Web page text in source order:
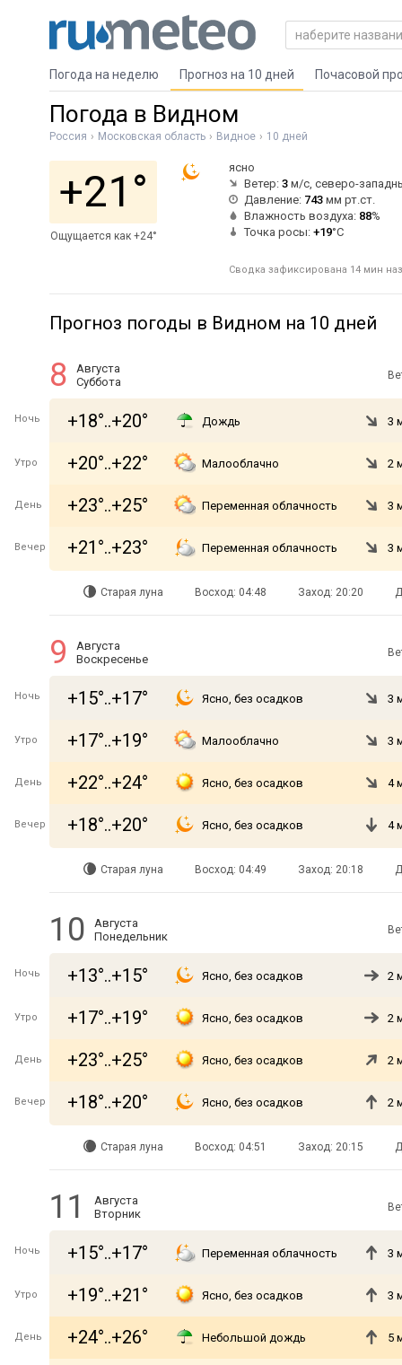
Погода на неделю Прогноз на 10 дней Почасовой
Погода в Видном
Россия Московская область Видное 10 дней
+21°
Ощущается как +24°
ясно
Ветер: 3 м/с, северо-
Давление: 743 мм рт.ст.
Влажность воздуха: 88%
Точка росы: +19°C
Сводка зафиксирована 14 мин
Прогноз погоды в Видном на 10 дней
8
Августа
Суббота
Ночь +18°..+20° Дождь 3
Утро +20°..+22° Малооблачно 2
День +23°..+25° Переменная облачность 3
Вечер +21°..+23° Переменная облачность 3
Старая луна Восход: 04:48 Заход: 20:20
9
Августа
Воскресенье
Ночь +15°..+17° Ясно, без осадков 3
Утро +17°..+19° Малооблачно 3
День +22°..+24° Ясно, без осадков 4
Вечер +18°..+20° Ясно, без осадков 4
Старая луна Восход: 04:49 Заход: 20:18
10
Августа
Понедельник
Ночь +13°..+15° Ясно, без осадков 2
Утро +17°..+19° Ясно, без осадков 2
День +23°..+25° Ясно, без осадков 2
Вечер +18°..+20° Ясно, без осадков 2
Старая луна Восход: 04:51 Заход: 20:15
11
Августа
Вторник
Ночь +15°..+17° Переменная облачность 3
Утро +19°..+21° Ясно, без осадков 3
День +24°..+26° Небольшой дождь 5